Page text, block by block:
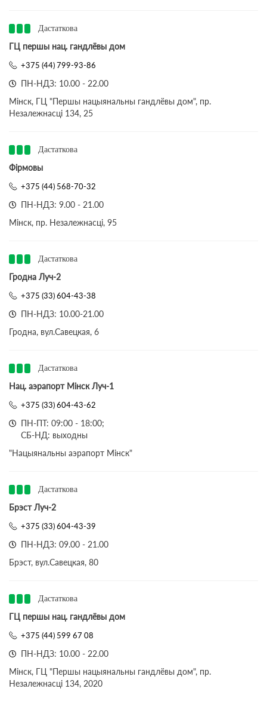
Дастаткова
ГЦ першы нац. гандлёвы дом
+375 (44) 799-93-86
ПН-НДЗ: 10.00 - 22.00
Мінск, ГЦ "Першы нацыянальны гандлёвы дом", пр.
Незалежнасці 134, 25
Дастаткова
Фірмовы
+375 (44) 568-70-32
ПН-НДЗ: 9.00 - 21.00
Мінск, пр. Незалежнасці, 95
Дастаткова
Гродна Луч-2
+375 (33) 604-43-38
ПН-НДЗ: 10.00-21.00
Гродна, вул.Савецкая, 6
Дастаткова
Нац. аэрапорт Мінск Луч-1
+375 (33) 604-43-62
ПН-ПТ: 09:00 - 18:00;
СБ-НД: выходны
"Нацыянальны аэрапорт Мінск"
Дастаткова
Брэст Луч-2
+375 (33) 604-43-39
ПН-НДЗ: 09.00 - 21.00
Брэст, вул.Савецкая, 80
Дастаткова
ГЦ першы нац. гандлёвы дом
+375 (44) 599 67 08
ПН-НДЗ: 10.00 - 22.00
Мінск, ГЦ "Першы нацыянальны гандлёвы дом", пр.
Незалежнасці 134, 2020